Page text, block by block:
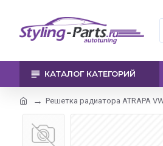
КАТАЛОГ КАТЕГОРИЙ
Решетка радиатора ATRAPA